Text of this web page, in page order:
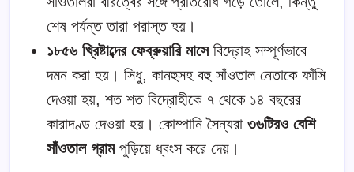
শেষ পর্যন্ত তারা পরাস্ত হয়।
১৮৫৬ খ্রিষ্টাব্দের ফেব্রুয়ারি মাসেবিদ্রোহ সম্পূর্ণভাবে
দমন করা হয়। সিধু, কানহুসহ বহু সাঁওতাল নেতাকে ফাঁসি
দেওয়া হয়, শত শত বিদ্রোহীকে ৭ থেকে ১৪ বছরের
কারাদণ্ড দেওয়া হয়। কোম্পানি সৈন্যরা ৩৬টিরও বেশি
সাঁওতাল গ্রামপুড়িয়ে ধ্বংস করে দেয়।